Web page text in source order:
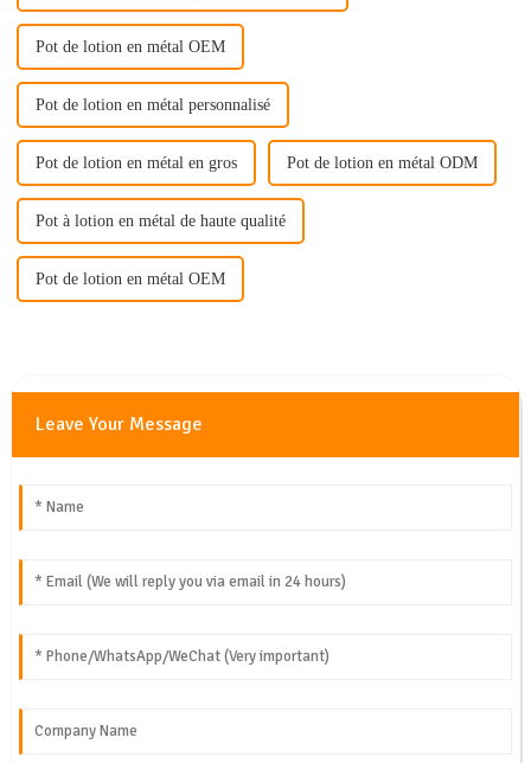
Pot de lotion en métal OEM
Pot de lotion en métal personnalisé
Pot de lotion en métal en gros Pot de lotion en métal ODM
Pot à lotion en métal de haute qualité
Pot de lotion en métal OEM
Leave Your Message